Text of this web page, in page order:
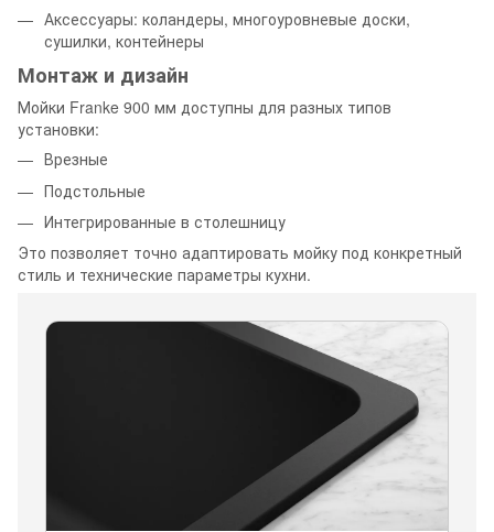
Аксессуары: коландеры, многоуровневые доски,
сушилки, контейнеры
Монтаж и дизайн
Мойки Franke 900 мм доступны для разных типов
установки:
Врезные
Подстольные
Интегрированные в столешницу
Это позволяет точно адаптировать мойку под конкретный
стиль и технические параметры кухни.